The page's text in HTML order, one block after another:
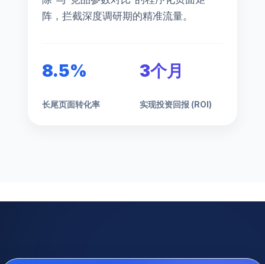
阵，拦截深度调研期的精准流量。
8.5%
长尾页面转化率
3个月
实现投资回报 (ROI)